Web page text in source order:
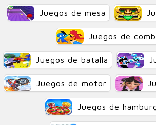
Juegos de mesa
Juegos de
Juegos de batalla
Juegos de motor
Juegos de